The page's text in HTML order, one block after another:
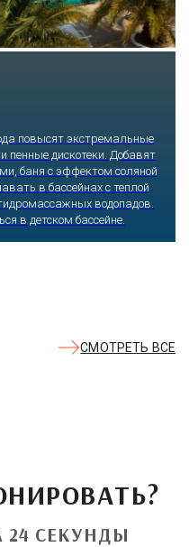
«Сочи
в сказку: встречаешь
получаешь возможность
европейского
квестах и творческих
СМОТРЕТЬ ВСЕ
24 СЕКУНДЫ